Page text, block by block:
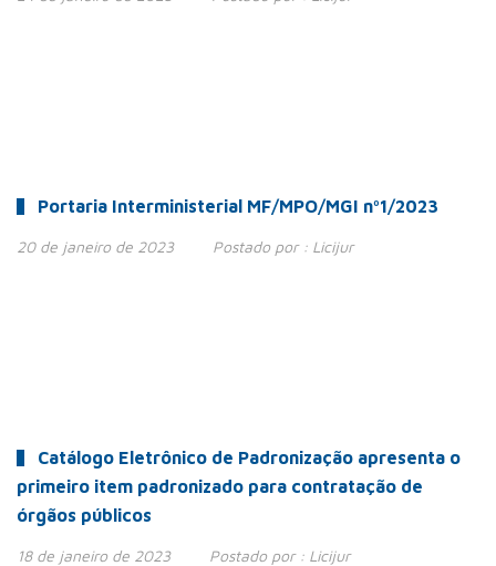
Portaria Interministerial MF/MPO/MGI nº1/2023
20 de janeiro de 2023 Postado por : Licijur
Catálogo Eletrônico de Padronização apresenta o
primeiro item padronizado para contratação de
órgãos públicos
18 de janeiro de 2023 Postado por : Licijur